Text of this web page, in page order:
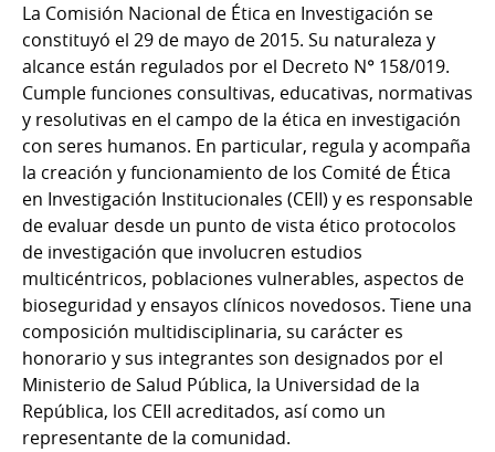
La Comisión Nacional de Ética en Investigación se
constituyó el 29 de mayo de 2015. Su naturaleza y
alcance están regulados por el Decreto N° 158/019.
Cumple funciones consultivas, educativas, normativas
y resolutivas en el campo de la ética en investigación
con seres humanos. En particular, regula y acompaña
la creación y funcionamiento de los Comité de Ética
en Investigación Institucionales (CEII) y es responsable
de evaluar desde un punto de vista ético protocolos
de investigación que involucren estudios
multicéntricos, poblaciones vulnerables, aspectos de
bioseguridad y ensayos clínicos novedosos. Tiene una
composición multidisciplinaria, su carácter es
honorario y sus integrantes son designados por el
Ministerio de Salud Pública, la Universidad de la
República, los CEII acreditados, así como un
representante de la comunidad.